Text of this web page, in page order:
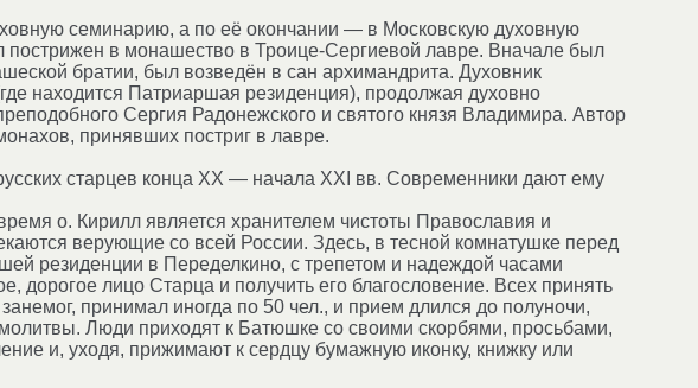
семинарию, а по её окончании — в Московскую духовную
пострижен в монашество в Троице-Сергиевой лавре. Вначале был
братии, был возведён в сан архимандрита. Духовник
находится Патриаршая резиденция), продолжая духовно
Сергия Радонежского и святого князя Владимира. Автор
принявших постриг в лавре.
старцев конца XX — начала XXI вв. Современники дают ему
о. Кирилл является хранителем чистоты Православия и
верующие со всей России. Здесь, в тесной комнатушке перед
резиденции в Переделкино, с трепетом и надеждой часами
дорогое лицо Старца и получить его благословение. Всех принять
принимал иногда по 50 чел., и прием длился до полуночи,
Люди приходят к Батюшке со своими скорбями, просьбами,
и, уходя, прижимают к сердцу бумажную иконку, книжку или